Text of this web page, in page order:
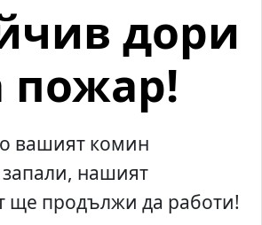
дори
пожар!
вашият комин
запали, нашият
ще продължи да работи!